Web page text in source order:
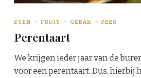
ETEN FRUIT GEBAK PEER
Perentaart
We krijgen ieder jaar van de
voor een perentaart. Dus, hierbij